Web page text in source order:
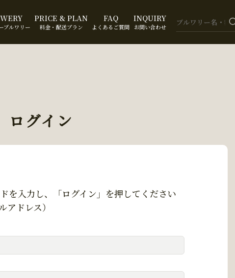
ブルワリー
PRICE & PLAN
料金・配送プラン
FAQ
よくあるご質問
INQUIRY
お問い合わせ
ログイン
を入力し、「ログイン」を押してください
アドレス）